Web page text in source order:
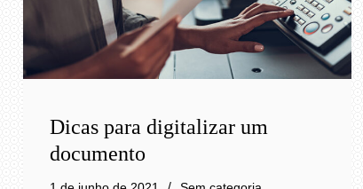
Dicas para digitalizar um
documento